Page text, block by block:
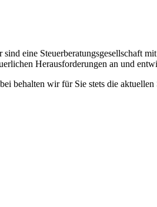
sind eine Steuerberatungsgesellschaft
Herausforderungen an und
behalten wir für Sie stets die